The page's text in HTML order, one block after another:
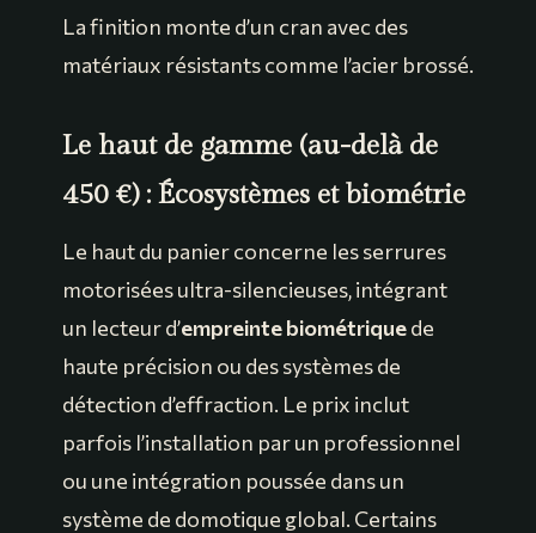
La finition monte d’un cran avec des
matériaux résistants comme l’acier brossé.
Le haut de gamme (au-delà de
450 €) : Écosystèmes et biométrie
Le haut du panier concerne les serrures
motorisées ultra-silencieuses, intégrant
un lecteur d’empreinte biométriquede
haute précision ou des systèmes de
détection d’effraction. Le prix inclut
parfois l’installation par un professionnel
ou une intégration poussée dans un
système de domotique global. Certains